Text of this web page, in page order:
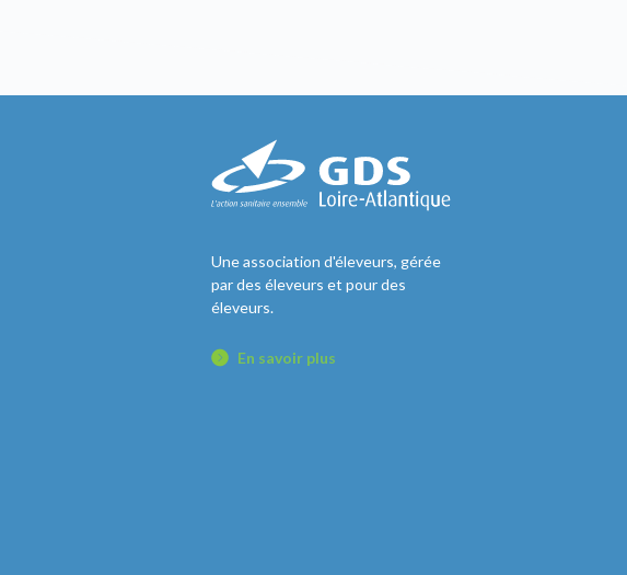
Une association d'éleveurs, gérée
par des éleveurs et pour des
éleveurs.
En savoir plus